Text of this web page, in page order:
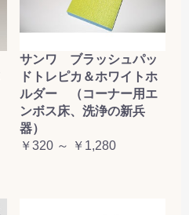
サンワ ブラッシュパッ
ドトレピカ＆ホワイトホ
ルダー （コーナー用エ
ンボス床、洗浄の新兵
器）
￥320 ～ ￥1,280